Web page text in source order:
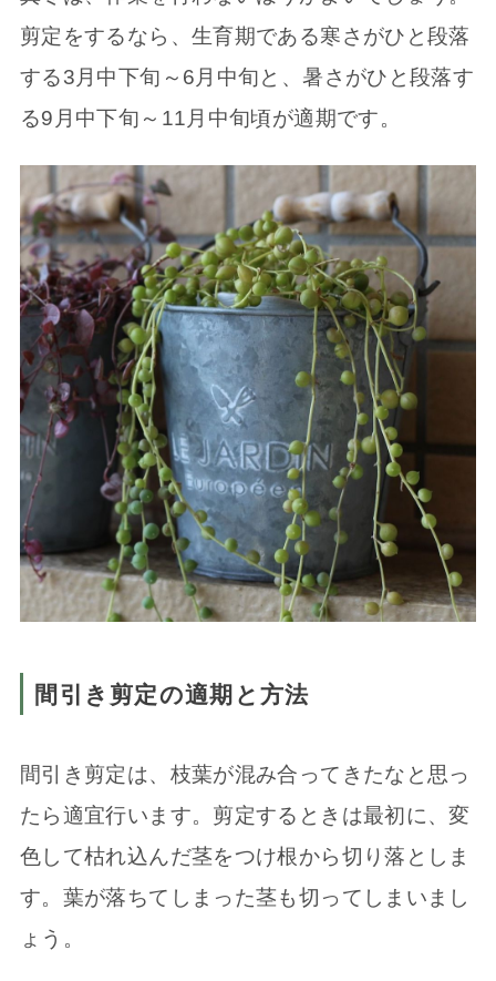
剪定をするなら、生育期である寒さがひと段落
する3月中下旬～6月中旬と、暑さがひと段落す
る9月中下旬～11月中旬頃が適期です。
間引き剪定の適期と方法
間引き剪定は、枝葉が混み合ってきたなと思っ
たら適宜行います。剪定するときは最初に、変
色して枯れ込んだ茎をつけ根から切り落としま
す。葉が落ちてしまった茎も切ってしまいまし
ょう。